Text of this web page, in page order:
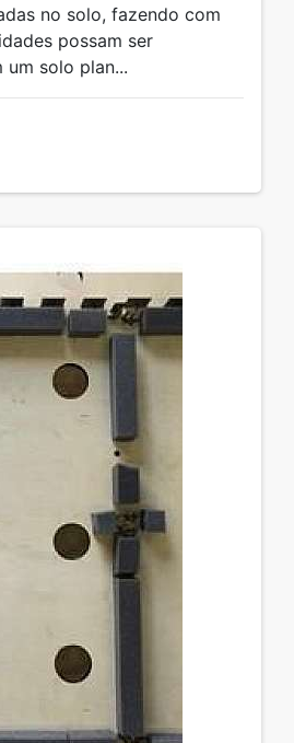
no solo, fazendo com
possam ser
um solo plan...